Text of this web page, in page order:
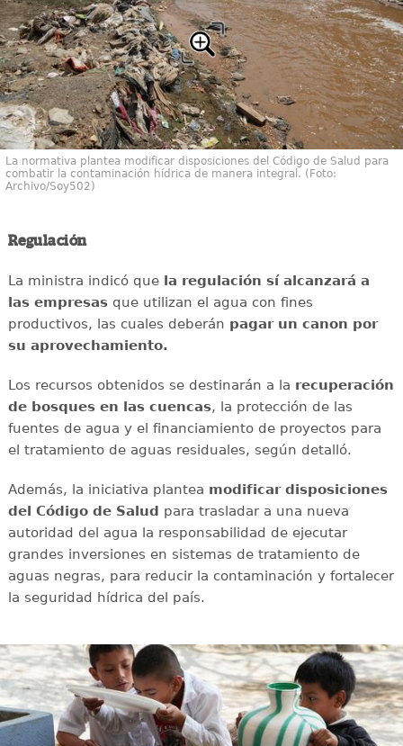
La normativa plantea modificar disposiciones del Código de Salud para
combatir la contaminación hídrica de manera integral. (Foto:
Archivo/Soy502)
Regulación
La ministra indicó que la regulación sí alcanzará a
las empresasque utilizan el agua con fines
productivos, las cuales deberán pagar un canon por
su aprovechamiento.
Los recursos obtenidos se destinarán a la recuperación
de bosques en las cuencas, la protección de las
fuentes de agua y el financiamiento de proyectos para
el tratamiento de aguas residuales, según detalló.
Además, la iniciativa plantea modificar disposiciones
del Código de Salud para trasladar a una nueva
autoridad del agua la responsabilidad de ejecutar
grandes inversiones en sistemas de tratamiento de
aguas negras, para reducir la contaminación y fortalecer
la seguridad hídrica del país.